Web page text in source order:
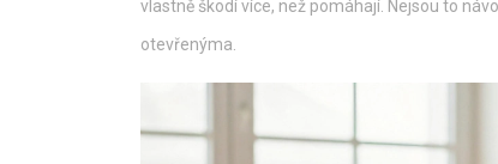
vlastně škodí více, než pomáhají. Nejsou to
otevřenýma.